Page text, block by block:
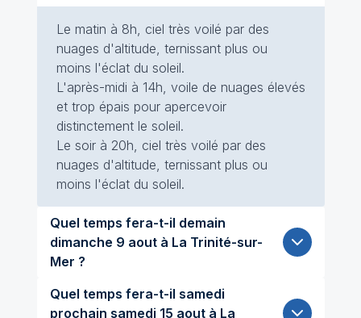
Le matin à 8h, ciel très voilé par des
nuages d'altitude, ternissant plus ou
moins l'éclat du soleil.
L'après-midi à 14h, voile de nuages élevés
et trop épais pour apercevoir
distinctement le soleil.
Le soir à 20h, ciel très voilé par des
nuages d'altitude, ternissant plus ou
moins l'éclat du soleil.
Quel temps fera-t-il demain
dimanche 9 aout à La Trinité-sur-
Mer ?
Quel temps fera-t-il samedi
prochain samedi 15 aout à La